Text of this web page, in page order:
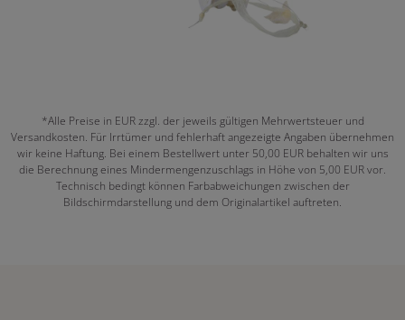
*Alle Preise in EUR zzgl. der jeweils gültigen Mehrwertsteuer und
Versandkosten. Für Irrtümer und fehlerhaft angezeigte Angaben übernehmen
wir keine Haftung. Bei einem Bestellwert unter 50,00 EUR behalten wir uns
die Berechnung eines Mindermengenzuschlags in Höhe von 5,00 EUR vor.
Technisch bedingt können Farbabweichungen zwischen der
Bildschirmdarstellung und dem Originalartikel auftreten.